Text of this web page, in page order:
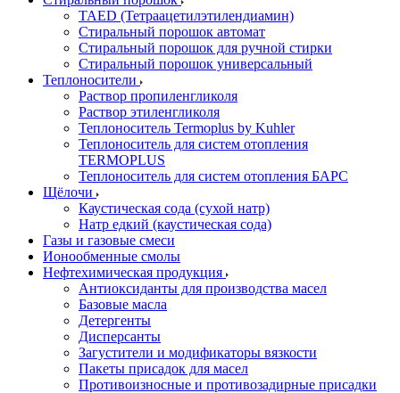
TAED (Тетраацетилэтилендиамин)
Стиральный порошок автомат
Стиральный порошок для ручной стирки
Стиральный порошок универсальный
Теплоносители
Раствор пропиленгликоля
Раствор этиленгликоля
Теплоноситель Termoplus by Kuhler
Теплоноситель для систем отопления
TERMOPLUS
Теплоноситель для систем отопления БАРС
Щёлочи
Каустическая сода (сухой натр)
Натр едкий (каустическая сода)
Газы и газовые смеси
Ионообменные смолы
Нефтехимическая продукция
Антиоксиданты для производства масел
Базовые масла
Детергенты
Дисперсанты
Загустители и модификаторы вязкости
Пакеты присадок для масел
Противоизносные и противозадирные присадки